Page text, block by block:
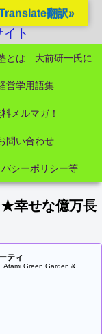
立成功MBA
ト
営学用語集
メルマガ！
問い合わせ
シーポリシー等
幸せな億万長
ティ
Atami Green Garden &
翻訳»